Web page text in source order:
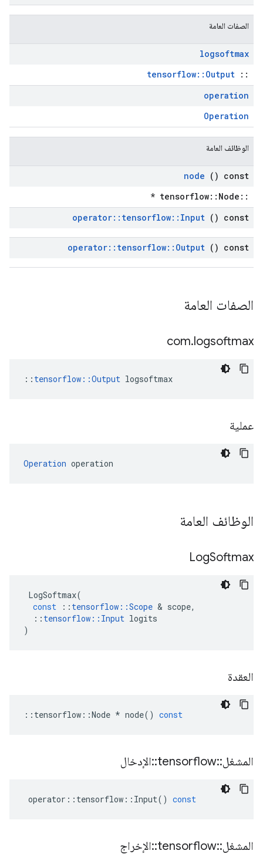
الصفات العامة
logsoftmax
::
tensorflow::Output
operation
Operation
الوظائف العامة
node () const
::tensorflow::Node *
operator:: tensorflow:: Input () const
operator:: tensorflow:: Output () const
الصفات العامة
com.logsoftmax
:: tensorflow::Output logsoftmax
عملية
Operation operation
الوظائف العامة
LogSoftmax
LogSoftmax(
const
:: tensorflow ::Scope & scope,
:: tensorflow :: Input logits
)
العقدة
:: tensorflow ::Node * node() const
المشغل::
tensorflow
::الإدخال
operator :: tensorflow :: Input() const
المشغل::
tensorflow
::الإخراج